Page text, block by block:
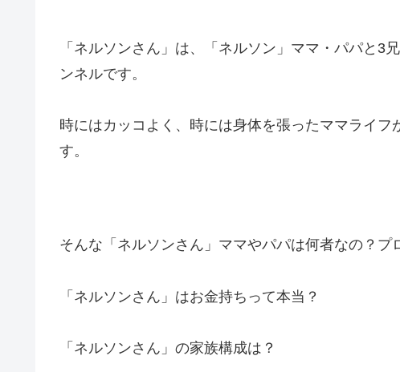
「ネルソンさん」は、「ネルソン」ママ・パパと3
ンネルです。
時にはカッコよく、時には身体を張ったママライ
す。
そんな「ネルソンさん」ママやパパは何者なの？プ
「ネルソンさん」はお金持ちって本当？
「ネルソンさん」の家族構成は？